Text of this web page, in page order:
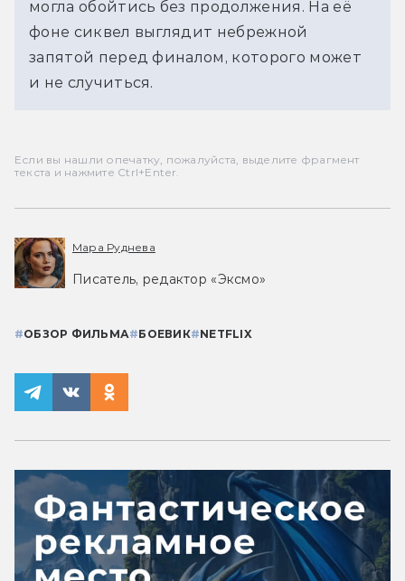
могла обойтись без продолжения. На её
фоне сиквел выглядит небрежной
запятой перед финалом, которого может
и не случиться.
Если вы нашли опечатку, пожалуйста, выделите фрагмент
текста и нажмите Ctrl+Enter.
Мара Руднева
Писатель, редактор «Эксмо»
#ОБЗОР ФИЛЬМА#БОЕВИК#NETFLIX